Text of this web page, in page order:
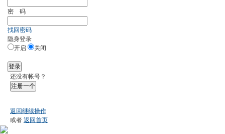
密 码
找回密码
隐身登录
开启
关闭
登录
还没有帐号？
注册一个
返回继续操作
或者 返回首页